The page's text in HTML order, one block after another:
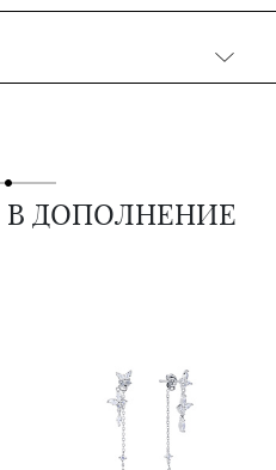
ДОПОЛНЕНИЕ